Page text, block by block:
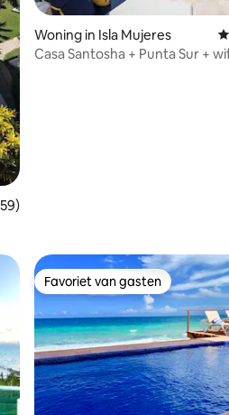
beoordeling van 4,85 op 5, 259
Woning in Isla Mujeres
Casa Santosha + Punta Sur +
Favoriet van gasten
Favoriet van gasten